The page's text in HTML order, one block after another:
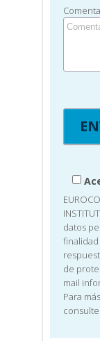
datos
de
mail
Para